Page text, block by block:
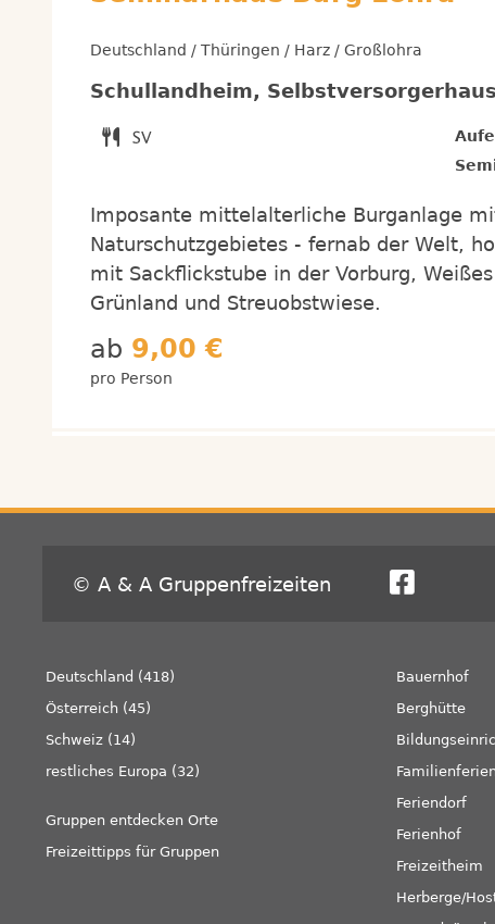
Deutschland / Thüringen / Harz / Großlohra
Schullandheim,
Imposante mittelalterliche Burganlage
Naturschutzgebietes - fernab der Welt,
mit Sackflickstube in der Vorburg,
Grünland und Streuobstwiese.
ab 9,00 €
pro Person
© A & A Gruppenfreizeiten
Deutschland (418)
Österreich (45)
Schweiz (14)
restliches Europa (32)
Gruppen entdecken Orte
Freizeittipps für Gruppen
Bauernhof
Berghütte
Feriendorf
Ferienhof
Freizeitheim
Herberge/